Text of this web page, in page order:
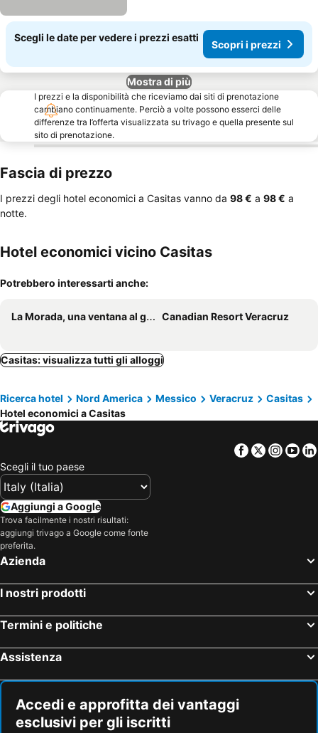
Scegli le date per vedere i prezzi esatti
Scopri i prezzi
Mostra di più
I prezzi e la disponibilità che riceviamo dai siti di prenotazione
cambiano continuamente. Perciò a volte possono esserci delle
differenze tra l’offerta visualizzata su trivago e quella presente sul
sito di prenotazione.
Fascia di prezzo
I prezzi degli hotel economici a Casitas vanno da ‎98 € a ‎98 € a
notte.
Hotel economici vicino Casitas
Potrebbero interessarti anche:
La Morada, una ventana al golfo - Hotel boutique Canadian Resort Veracruz
Casitas: visualizza tutti gli alloggi
Ricerca hotel Nord America Messico Veracruz
Casitas
Hotel economici a Casitas
Facebook
Twitter
Scegli il tuo paese
Aggiungi a Google
Trova facilmente i nostri risultati:
aggiungi trivago a Google come fonte
preferita.
Azienda
I nostri prodotti
Termini e politiche
Assistenza
Accedi e approfitta dei vantaggi
esclusivi per gli iscritti